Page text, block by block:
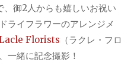
御2人からも嬉しいお祝い
ライフラワーのアレンジメ
Florists （ラクレ・フロ
一緒に記念撮影！